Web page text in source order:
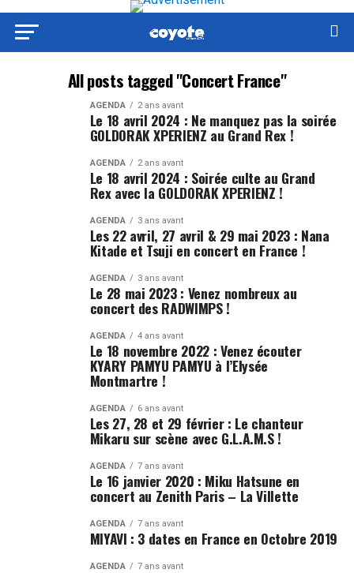
All posts tagged "Concert France"
AGENDA 2 ans avant
Le 18 avril 2024 : Ne manquez pas la soirée
GOLDORAK XPERIENZ au Grand Rex !
AGENDA 2 ans avant
Le 18 avril 2024 : Soirée culte au Grand
Rex avec la GOLDORAK XPERIENZ !
AGENDA 3 ans avant
Les 22 avril, 27 avril & 29 mai 2023 : Nana
Kitade et Tsuji en concert en France !
AGENDA 3 ans avant
Le 28 mai 2023 : Venez nombreux au
concert des RADWIMPS !
AGENDA 4 ans avant
Le 18 novembre 2022 : Venez écouter
KYARY PAMYU PAMYU à l’Elysée
Montmartre !
AGENDA 6 ans avant
Les 27, 28 et 29 février : Le chanteur
Mikaru sur scène avec G.L.A.M.S !
AGENDA 7 ans avant
Le 16 janvier 2020 : Miku Hatsune en
concert au Zenith Paris – La Villette
AGENDA 7 ans avant
MIYAVI : 3 dates en France en Octobre 2019
AGENDA 7 ans avant